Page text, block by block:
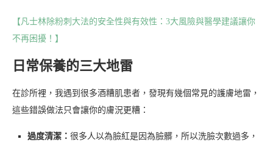
【凡士林除粉刺大法的安全性與有效性：3大風險與醫學建議讓你
不再困擾！】
日常保養的三大地雷
在診所裡，我遇到很多酒糟肌患者，發現有幾個常見的護膚地雷，
這些錯誤做法只會讓你的膚況更糟：
過度清潔： 很多人以為臉紅是因為臉髒，所以洗臉次數過多，